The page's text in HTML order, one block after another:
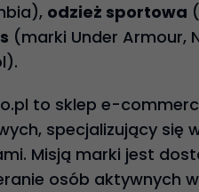
odzież sportowa
(marki Under Armour,
to sklep e-
specjalizujący się
Misją marki jest
osób aktywnych